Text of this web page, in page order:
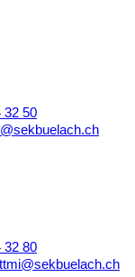
32 50
32 80